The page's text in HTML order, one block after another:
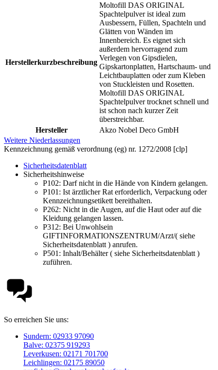
Herstellerkurzbeschreibung
Moltofill DAS ORIGINAL
Spachtelpulver ist ideal zum
Ausbessern, Füllen, Spachteln und
Glätten von Wänden im
Innenbereich. Es eignet sich
außerdem hervorragend zum
Verlegen von Gipsdielen,
Gipskartonplatten, Hartschaum- und
Leichtbauplatten oder zum Kleben
von Stuckleisten und Rosetten.
Moltofill DAS ORIGINAL
Spachtelpulver trocknet schnell und
ist schon nach kurzer Zeit
überstreichbar.
Hersteller
Akzo Nobel Deco GmbH
Weitere Niederlassungen
Kennzeichnung gemäß verordnung (eg) nr. 1272/2008 [clp]
Sicherheitsdatenblatt
Sicherheitshinweise
P102: Darf nicht in die Hände von Kindern gelangen.
P101: Ist ärztlicher Rat erforderlich, Verpackung oder
Kennzeichnungsetikett bereithalten.
P262: Nicht in die Augen, auf die Haut oder auf die
Kleidung gelangen lassen.
P312: Bei Unwohlsein
GIFTINFORMATIONSZENTRUM/Arzt/( siehe
Sicherheitsdatenblatt ) anrufen.
P501: Inhalt/Behälter ( siehe Sicherheitsdatenblatt )
zuführen.
So erreichen Sie uns:
Sundern: 02933 97090
Balve: 02375 919293
Leverkusen: 02171 701700
Leichlingen: 02175 89050